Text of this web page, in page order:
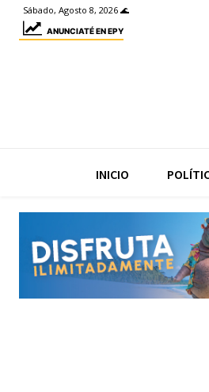
Sábado, Agosto 8, 2026 🌊
ANUNCIATÉ EN EPY
INICIO